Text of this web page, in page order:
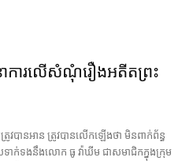
ាការ​លើ​សំណុំរឿង​​អតីត​ព្រះ
បាន​អាន ត្រូវ​បាន​លើកឡើង​ថា មិន​ពាក់ព័ន្ធ​
ល​ទាក់ទង​នឹង​លោក ធូ វ៉ាឃីម ជា​សមាជិក​ក្នុង​ក្រុម​